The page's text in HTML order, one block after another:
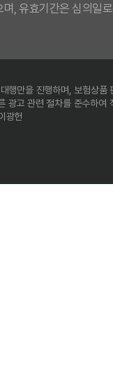
, 유효기간은 심의일
행만을 진행하며, 보험상품
광고 관련 절차를 준수하여
광헌